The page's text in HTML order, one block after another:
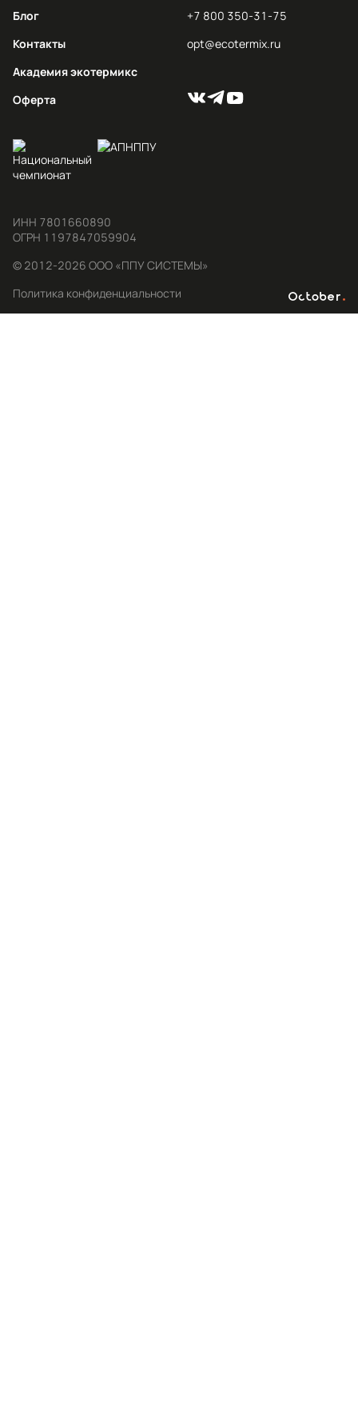
Блог
Контакты
Академия экотермикс
Оферта
+7 800 350-31-75
opt@ecotermix.ru
ИНН 7801660890
ОГРН 1197847059904
© 2012-2026 ООО «ППУ СИСТЕМЫ»
Политика конфиденциальности